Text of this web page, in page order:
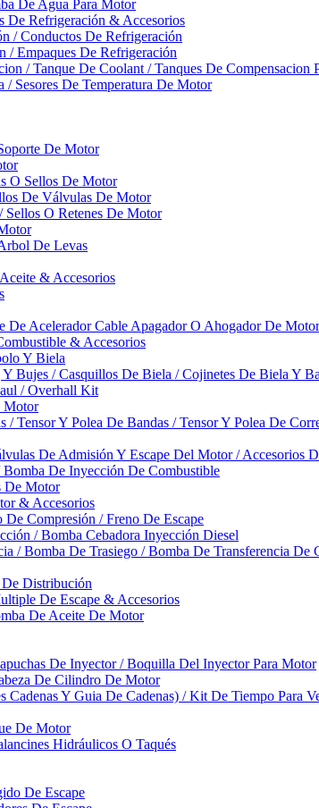
De Agua Para Motor
De Refrigeración & Accesorios
/ Conductos De Refrigeración
/ Empaques De Refrigeración
/ Tanque De Coolant / Tanques De Compensacion
/ Sesores De Temperatura De Motor
De Motor
O Sellos De Motor
De Válvulas De Motor
Sellos O Retenes De Motor
De Levas
& Accesorios
De Acelerador Cable Apagador O Ahogador De
& Accesorios
Y Biela
Bujes / Casquillos De Biela / Cojinetes De Biela Y
/ Overhall Kit
Motor
/ Tensor Y Polea De Bandas / Tensor Y Polea De
De Admisión Y Escape Del Motor / Accesorios
De Inyección De Combustible
De Motor
& Accesorios
Compresión / Freno De Escape
/ Bomba Cebadora Inyección Diesel
/ Bomba De Trasiego / Bomba De Transferencia De
De Distribución
De Escape & Accesorios
De Aceite De Motor
De Inyector / Boquilla Del Inyector Para Motor
De Cilindro De Motor
Cadenas Y Guia De Cadenas) / Kit De Tiempo Para
De Motor
Hidráulicos O Taqués
De Escape